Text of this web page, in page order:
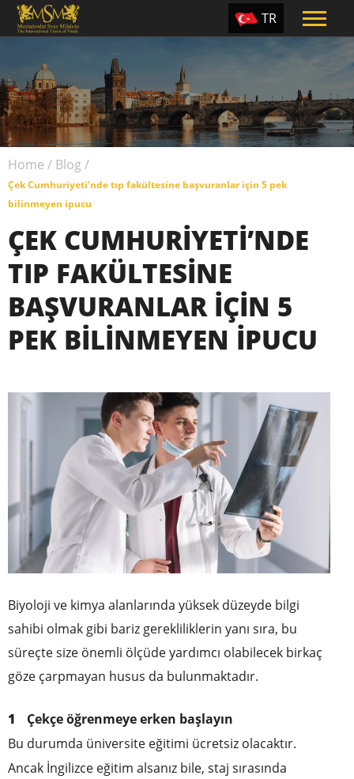
TR
PT
UA
RU
Home / Blog /
Çek Cumhuriyeti’nde tıp fakültesine başvuranlar için 5 pek
bilinmeyen ipucu
ÇEK CUMHURIYETI’NDE
TIP FAKÜLTESINE
BAŞVURANLAR IÇIN 5
PEK BILINMEYEN IPUCU
Biyoloji ve kimya alanlarında yüksek düzeyde bilgi
sahibi olmak gibi bariz gerekliliklerin yanı sıra, bu
süreçte size önemli ölçüde yardımcı olabilecek birkaç
göze çarpmayan husus da bulunmaktadır.
Çekçe öğrenmeye erken başlayın
Bu durumda üniversite eğitimi ücretsiz olacaktır.
Ancak İngilizce eğitim alsanız bile, staj sırasında